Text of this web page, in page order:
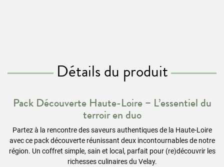
Détails du produit
Pack Découverte Haute-Loire – L’essentiel du
terroir en duo
Partez à la rencontre des saveurs authentiques de la Haute-Loire
avec ce pack découverte réunissant deux incontournables de notre
région. Un coffret simple, sain et local, parfait pour (re)découvrir les
richesses culinaires du Velay.